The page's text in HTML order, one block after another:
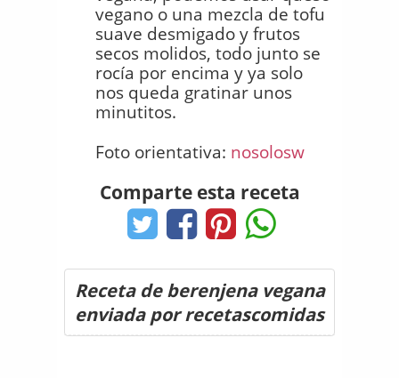
vegano o una mezcla de tofu
suave desmigado y frutos
secos molidos, todo junto se
rocía por encima y ya solo
nos queda gratinar unos
minutitos.
Foto orientativa: nosolosw
Comparte esta receta
Receta de berenjena vegana
enviada por recetascomidas